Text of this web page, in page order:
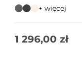
+ więcej
1 296,00 zł